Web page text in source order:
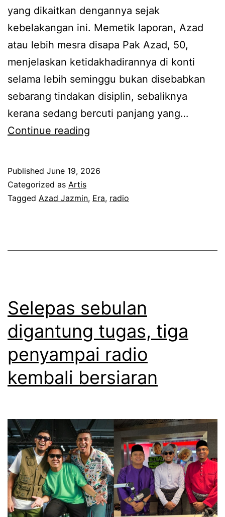
yang dikaitkan dengannya sejak
kebelakangan ini. Memetik laporan, Azad
atau lebih mesra disapa Pak Azad, 50,
menjelaskan ketidakhadirannya di konti
selama lebih seminggu bukan disebabkan
sebarang tindakan disiplin, sebaliknya
kerana sedang bercuti panjang yang…
Continue reading
r
k
n
d
i
a
t
u
n
g
t
u
Published June 19, 2026
Categorized as Artis
Tagged Azad Jazmin, Era, radio
Selepas sebulan
digantung tugas, tiga
penyampai radio
kembali bersiaran